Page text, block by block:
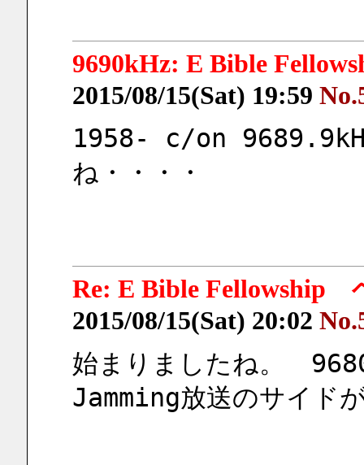
9690kHz: E Bible
2015/08/15(Sat) 19:59
1958- c/on
ね・・・・
Re: E Bible Fellowship
2015/08/15(Sat) 20:02
始まりましたね。　
Jamming放送のサイド